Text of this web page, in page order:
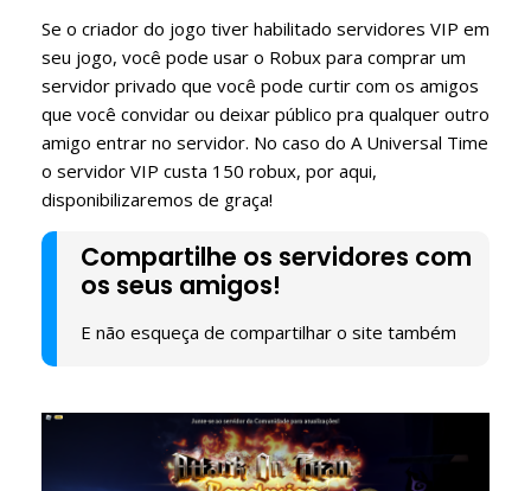
Se o criador do jogo tiver habilitado servidores VIP em
seu jogo, você pode usar o Robux para comprar um
servidor privado que você pode curtir com os amigos
que você convidar ou deixar público pra qualquer outro
amigo entrar no servidor. No caso do A Universal Time
o servidor VIP custa 150 robux, por aqui,
disponibilizaremos de graça!
Compartilhe os servidores com
os seus amigos!
E não esqueça de compartilhar o site também